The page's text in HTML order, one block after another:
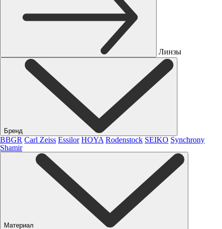
Линзы
Бренд
BBGR Carl Zeiss Essilor HOYA Rodenstock SEIKO Synchrony
Shamir
Материал